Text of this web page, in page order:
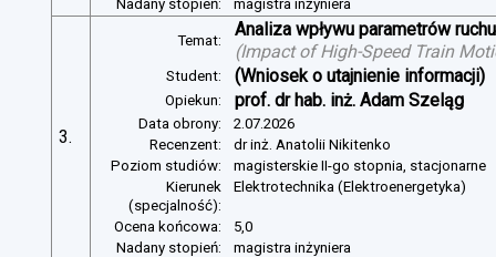
Nadany stopień:
magistra inżyniera
3.
Temat:
Analiza wpływu parametrów
(Impact of High-Speed Train
Student: (Wniosek o utajnienie informacji)
Opiekun: prof. dr hab. inż. Adam Szeląg
Data obrony:
2.07.2026
Recenzent:
dr inż. Anatolii Nikitenko
Poziom studiów:
magisterskie II-go stopnia, stacjonarne
Kierunek
(specjalność):
Elektrotechnika (Elektroenergetyka)
Ocena końcowa:
5,0
Nadany stopień:
magistra inżyniera